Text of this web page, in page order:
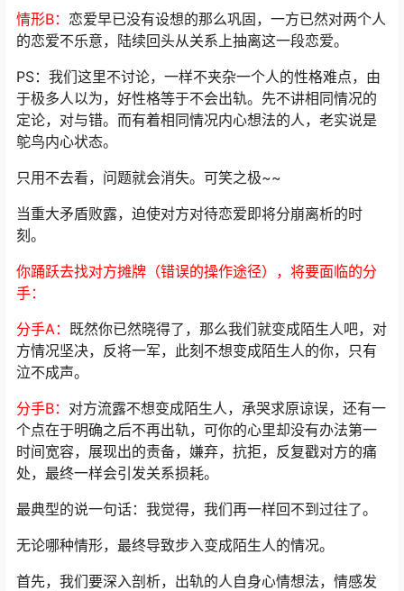
情形B： 恋爱早已没有设想的那么巩固，一方已然对两个人
的恋爱不乐意，陆续回头从关系上抽离这一段恋爱。
PS：我们这里不讨论，一样不夹杂一个人的性格难点，由
于极多人以为，好性格等于不会出轨。先不讲相同情况的
定论，对与错。而有着相同情况内心想法的人，老实说是
鸵鸟内心状态。
只用不去看，问题就会消失。可笑之极~~
当重大矛盾败露，迫使对方对待恋爱即将分崩离析的时
刻。
你踊跃去找对方摊牌（错误的操作途径），将要面临的分
手：
分手A： 既然你已然晓得了，那么我们就变成陌生人吧，对
方情况坚决，反将一军，此刻不想变成陌生人的你，只有
泣不成声。
分手B： 对方流露不想变成陌生人，承哭求原谅误，还有一
个点在于明确之后不再出轨，可你的心里却没有办法第一
时间宽容，展现出的责备，嫌弃，抗拒，反复戳对方的痛
处，最终一样会引发关系损耗。
最典型的说一句话：我觉得，我们再一样回不到过往了。
无论哪种情形，最终导致步入变成陌生人的情况。
首先，我们要深入剖析，出轨的人自身心情想法，情感发